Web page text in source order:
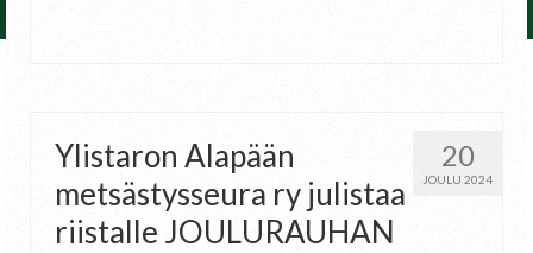
20
JOULU 2024
Ylistaron Alapään
metsästysseura ry julistaa
riistalle JOULURAUHAN